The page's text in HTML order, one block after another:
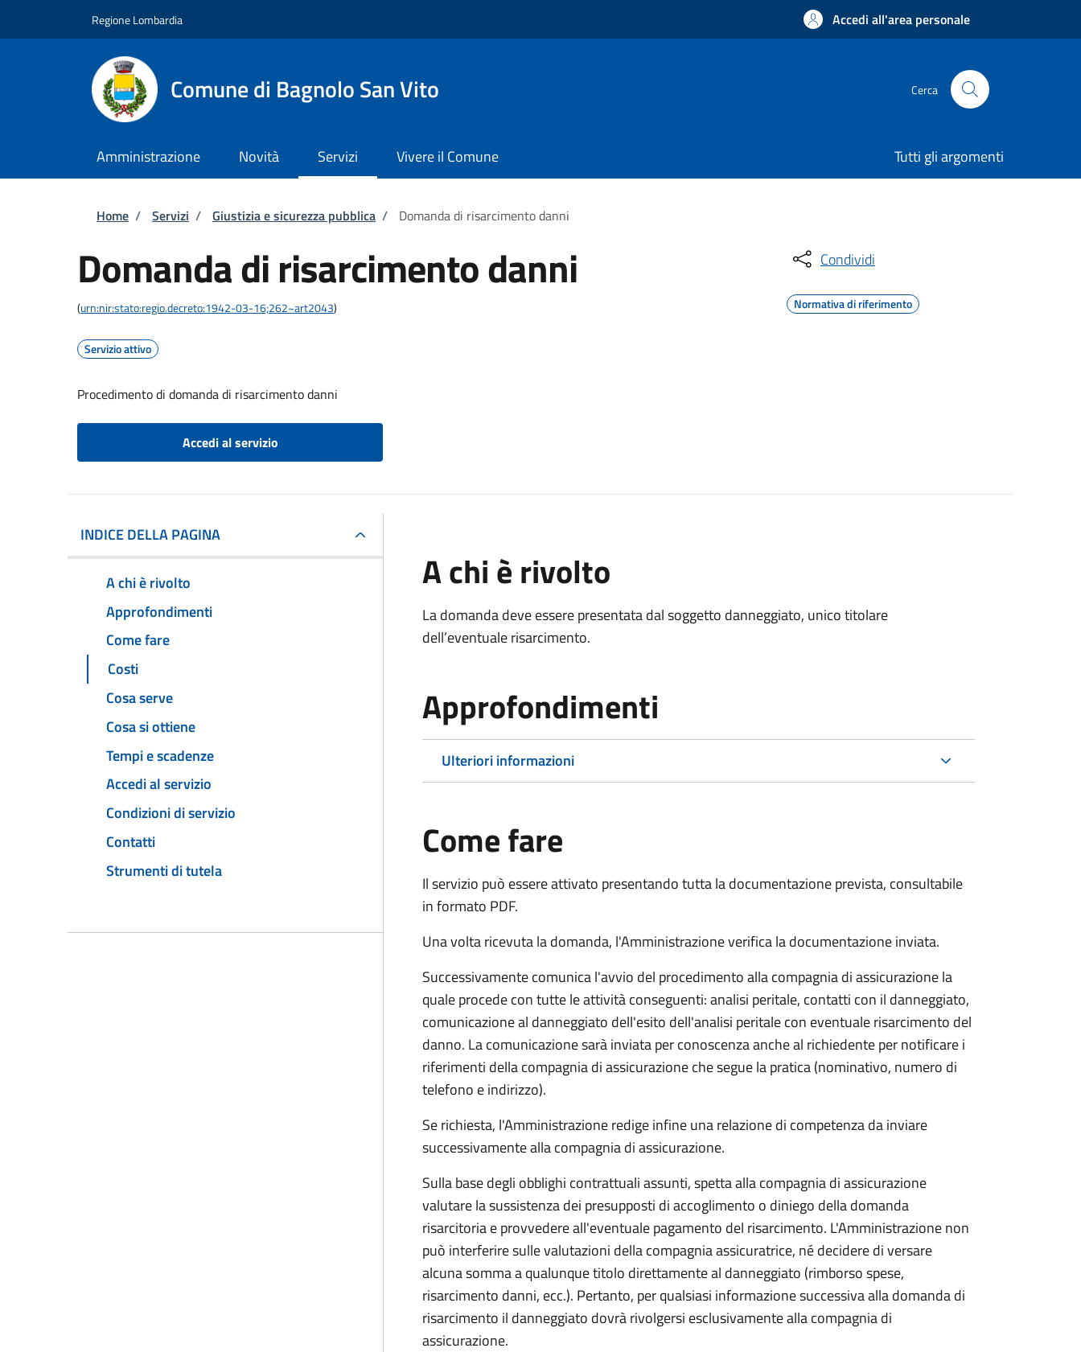
Regione Lombardia Accedi all'area personale
Comune di Bagnolo San Vito Cerca
Amministrazione Novità Servizi Vivere il Comune Tutti gli argomenti
Briciole di pane
Home / Servizi / Giustizia e sicurezza pubblica / Domanda di risarcimento danni
Domanda di risarcimento danni
(urn:nir:stato:regio.decreto:1942-03-16;262~art2043)
Servizio attivo
Procedimento di domanda di risarcimento danni
Accedi al servizio
Condividi
Normativa di riferimento
INDICE DELLA PAGINA
A chi è rivolto
Approfondimenti
Come fare
Costi
Cosa serve
Cosa si ottiene
Tempi e scadenze
Accedi al servizio
Condizioni di servizio
Contatti
Strumenti di tutela
A chi è rivolto
La domanda deve essere presentata dal soggetto danneggiato, unico titolare
dell’eventuale risarcimento.
Approfondimenti
Ulteriori informazioni
Come fare
Il servizio può essere attivato presentando tutta la documentazione prevista, consultabile
in formato PDF.
Una volta ricevuta la domanda, l'Amministrazione verifica la documentazione inviata.
Successivamente comunica l'avvio del procedimento alla compagnia di assicurazione la
quale procede con tutte le attività conseguenti: analisi peritale, contatti con il danneggiato,
comunicazione al danneggiato dell'esito dell'analisi peritale con eventuale risarcimento del
danno. La comunicazione sarà inviata per conoscenza anche al richiedente per notificare i
riferimenti della compagnia di assicurazione che segue la pratica (nominativo, numero di
telefono e indirizzo).
Se richiesta, l'Amministrazione redige infine una relazione di competenza da inviare
successivamente alla compagnia di assicurazione.
Sulla base degli obblighi contrattuali assunti, spetta alla compagnia di assicurazione
valutare la sussistenza dei presupposti di accoglimento o diniego della domanda
risarcitoria e provvedere all'eventuale pagamento del risarcimento. L'Amministrazione non
può interferire sulle valutazioni della compagnia assicuratrice, né decidere di versare
alcuna somma a qualunque titolo direttamente al danneggiato (rimborso spese,
risarcimento danni, ecc.). Pertanto, per qualsiasi informazione successiva alla domanda di
risarcimento il danneggiato dovrà rivolgersi esclusivamente alla compagnia di
assicurazione.